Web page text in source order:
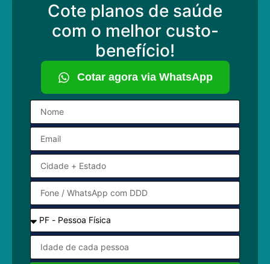
Cote planos de saúde
com o melhor custo-
benefício!
Cotar agora via WhatsApp